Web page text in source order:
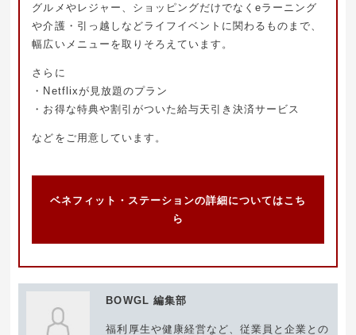
グルメやレジャー、ショッピングだけでなくeラーニング
や介護・引っ越しなどライフイベントに関わるものまで、
幅広いメニューを取りそろえています。
さらに
・Netflixが見放題のプラン
・お得な特典や割引がついた給与天引き決済サービス
などをご用意しています。
ベネフィット・ステーションの詳細についてはこち
ら
BOWGL 編集部
福利厚生や健康経営など、従業員と企業との